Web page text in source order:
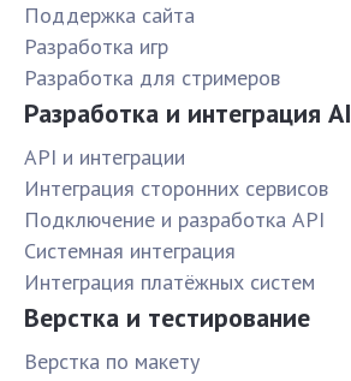
Поддержка сайта
Разработка игр
Разработка для стримеров
Разработка и интеграция AI
API и интеграции
Интеграция сторонних сервисов
Подключение и разработка API
Системная интеграция
Интеграция платёжных систем
Верстка и тестирование
Верстка по макету